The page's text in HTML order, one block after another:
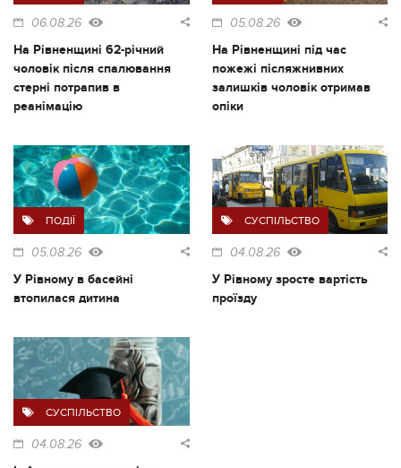
06.08.26
На Рівненщині 62-річний
чоловік після спалювання
стерні потрапив в
реанімацію
05.08.26
На Рівненщині під час
пожежі післяжнивних
залишків чоловік отримав
опіки
ПОДІЇ
05.08.26
У Рівному в басейні
втопилася дитина
СУСПІЛЬСТВО
04.08.26
У Рівному зросте вартість
проїзду
СУСПІЛЬСТВО
04.08.26